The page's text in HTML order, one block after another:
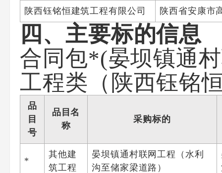
陕西钰铭恒建筑工程有限公司 陕西省安康市
四、主要标的信息
合同包*(晏坝镇通
工程类（陕西钰铭
品
目
号
品目名
称
采购标的
*
其他建
筑工程
晏坝镇通村联网工程（水利
沟至储家梁道路）